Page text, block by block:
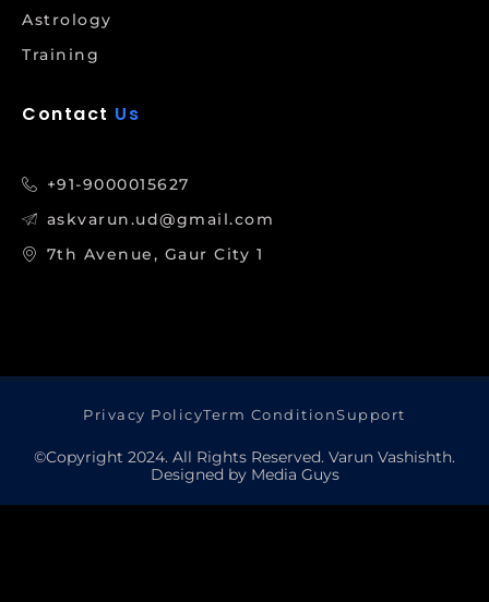
Astrology
Training
Contact Us
+91-9000015627
askvarun.ud@gmail.com
7th Avenue, Gaur City 1
Privacy PolicyTerm ConditionSupport
©Copyright 2024. All Rights Reserved. Varun Vashishth.
Designed by Media Guys